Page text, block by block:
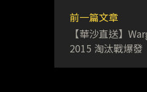
前一篇文章
【華沙直送】
2015 淘汰戰爆發